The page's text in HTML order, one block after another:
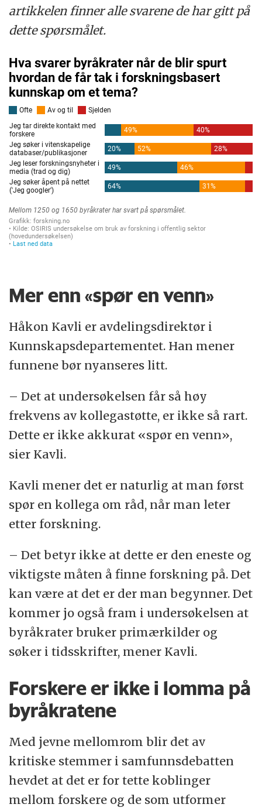
artikkelen finner alle svarene de har gitt på
dette spørsmålet.
Mer enn «spør en venn»
Håkon Kavli er avdelingsdirektør i
Kunnskapsdepartementet. Han mener
funnene bør nyanseres litt.
– Det at undersøkelsen får så høy
frekvens av kollegastøtte, er ikke så rart.
Dette er ikke akkurat «spør en venn»,
sier Kavli.
Kavli mener det er naturlig at man først
spør en kollega om råd, når man leter
etter forskning.
– Det betyr ikke at dette er den eneste og
viktigste måten å finne forskning på. Det
kan være at det er der man begynner. Det
kommer jo også fram i undersøkelsen at
byråkrater bruker primærkilder og
søker i tidsskrifter, mener Kavli.
Forskere er ikke i lomma på
byråkratene
Med jevne mellomrom blir det av
kritiske stemmer i samfunnsdebatten
hevdet at det er for tette koblinger
mellom forskere og de som utformer